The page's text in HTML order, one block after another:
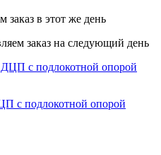
заказ в этот же день
заказ на следующий день
с подлокотной опорой